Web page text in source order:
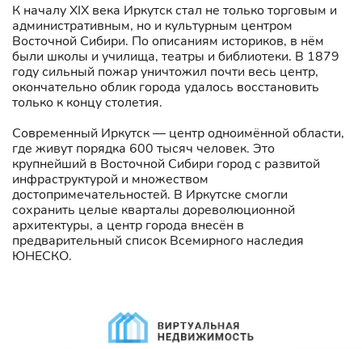
К началу XIX века Иркутск стал не только торговым и
административным, но и культурным центром
Восточной Сибири. По описаниям историков, в нём
были школы и училища, театры и библиотеки. В 1879
году сильный пожар уничтожил почти весь центр,
окончательно облик города удалось восстановить
только к концу столетия.
Современный Иркутск — центр одноимённой области,
где живут порядка 600 тысяч человек. Это
крупнейший в Восточной Сибири город с развитой
инфраструктурой и множеством
достопримечательностей. В Иркутске смогли
сохранить целые кварталы дореволюционной
архитектуры, а центр города внесён в
предварительный список Всемирного наследия
ЮНЕСКО.